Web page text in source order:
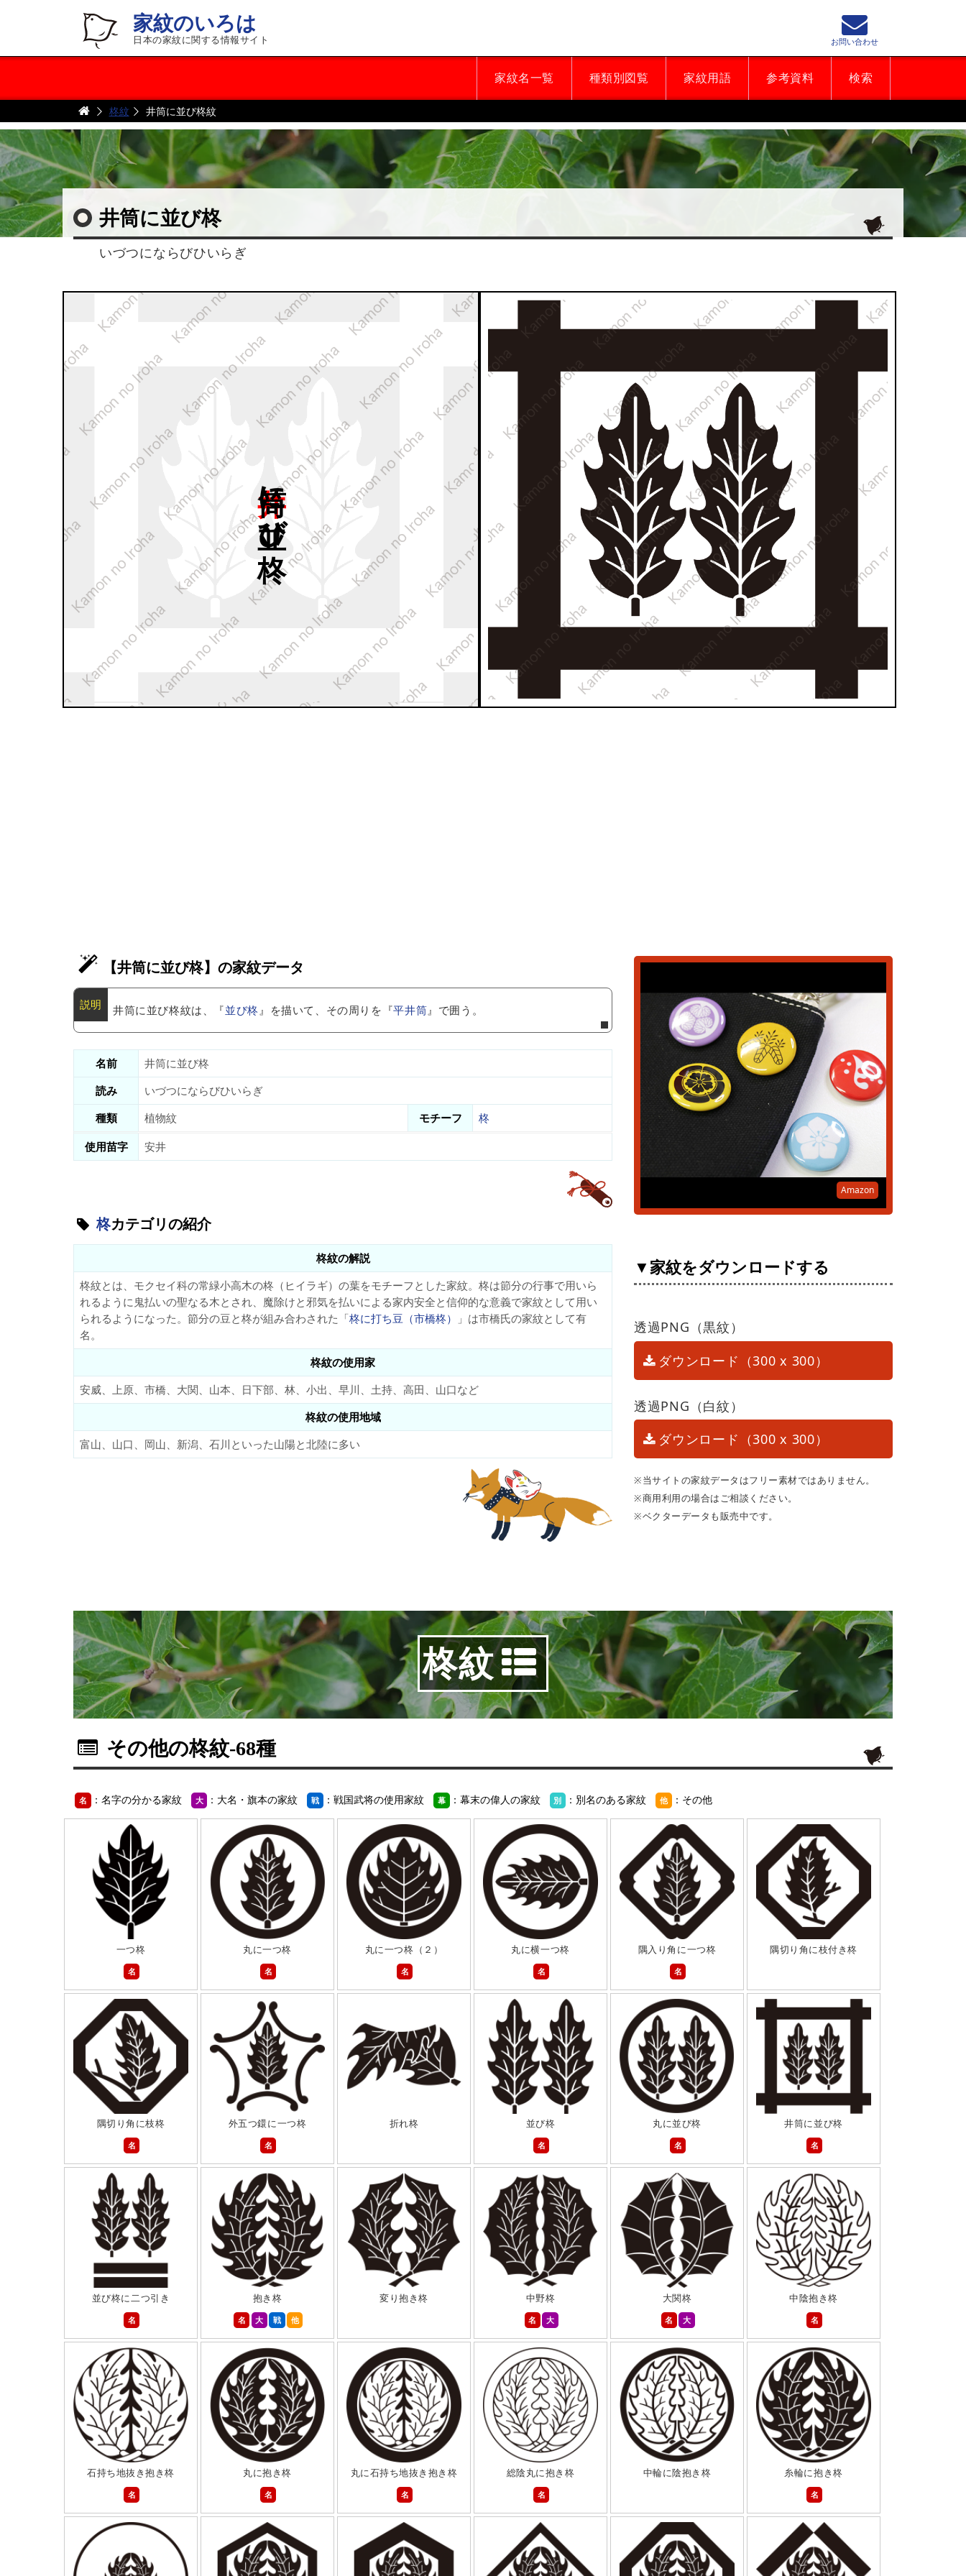
家紋のいろは
日本の家紋に関する情報サイト
家紋名一覧 種類別図覧 家紋用語 参考資料 検索
お問い合わせ
柊紋 井筒に並び柊紋
井筒に並び柊
いづつにならびひいらぎ
柊
【井筒に並び柊】の家紋データ
井筒に並び柊紋は、『並び柊』を描いて、その周りを『平井筒』で囲う。
名前
井筒に並び柊
読み
いづつにならびひいらぎ
種類
植物紋 モチーフ
柊
使用苗字
安井
柊カテゴリの紹介
柊紋の解説
柊紋とは、モクセイ科の常緑小高木の柊（ヒイラギ）の葉をモチーフとした家紋。柊は節分の行事で用いら
れるように鬼払いの聖なる木とされ、魔除けと邪気を払いによる家内安全と信仰的な意義で家紋として用い
られるようになった。節分の豆と柊が組み合わされた「柊に打ち豆（市橋柊）
」は市橋氏の家紋として有
名。
柊紋の使用家
安威、上原、市橋、大関、山本、日下部、林、小出、早川、土持、高田、山口など
柊紋の使用地域
富山、山口、岡山、新潟、石川といった山陽と北陸に多い
Amazon
▼家紋をダウンロードする
透過PNG（黒紋）
ダウンロード（300 x 300）
透過PNG（白紋）
ダウンロード（300 x 300）
※当サイトの家紋データはフリー素材ではありません。
※商用利用の場合はご相談ください。
※ベクターデータも販売中です。
柊紋
その他の柊紋-68種
名 ：名字の分かる家紋 大 ：大名・旗本の家紋 戦 ：戦国武将の使用家紋 幕 ：幕末の偉人の家紋 別 ：別名のある家紋 他 ：その他
一つ柊
名
丸に一つ柊
名
丸に一つ柊（２）
名
丸に横一つ柊
名
隅入り角に一つ柊
名
隅切り角に枝付き柊
隅切り角に枝柊
名
外五つ鐶に一つ柊
名
折れ柊
並び柊
名
丸に並び柊
名
井筒に並び柊
名
並び柊に二つ引き
名
抱き柊
名
大 戦 他
変り抱き柊
中野柊
名
大
大関柊
名
大
中陰抱き柊
名
石持ち地抜き抱き柊
名
丸に抱き柊
名
丸に石持ち地抜き抱き柊
名
総陰丸に抱き柊
名
中輪に陰抱き柊
糸輪に抱き柊
名